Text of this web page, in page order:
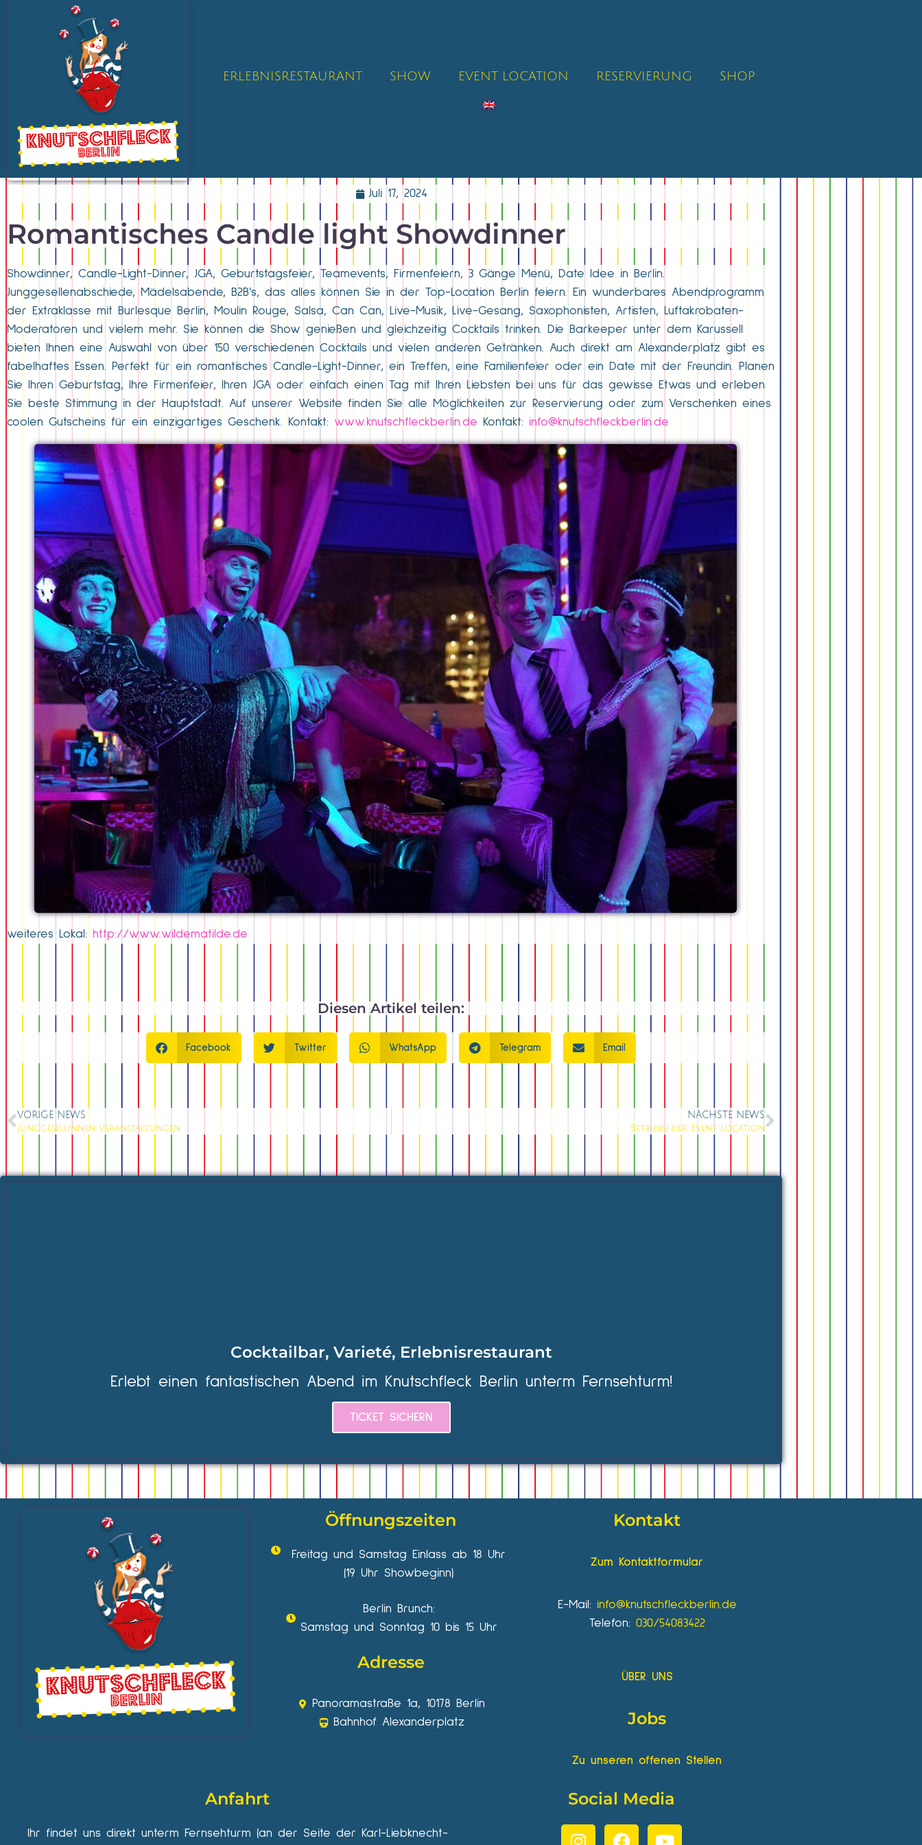
ERLEBNISRESTAURANT SHOW EVENT LOCATION RESERVIERUNG SHOP
Juli 17, 2024
Romantisches Candle light Showdinner
Showdinner, Candle-Light-Dinner, JGA, Geburtstagsfeier, Teamevents, Firmenfeiern, 3 Gänge Menü, Date Idee in Berlin.
Junggesellenabschiede, Mädelsabende, B2B‘s, das alles können Sie in der Top-Location Berlin feiern. Ein wunderbares Abendprogramm
der Extraklasse mit Burlesque Berlin, Moulin Rouge, Salsa, Can Can, Live-Musik, Live-Gesang, Saxophonisten, Artisten, Luftakrobaten-
Moderatoren und vielem mehr. Sie können die Show genießen und gleichzeitig Cocktails trinken. Die Barkeeper unter dem Karussell
bieten Ihnen eine Auswahl von über 150 verschiedenen Cocktails und vielen anderen Getränken. Auch direkt am Alexanderplatz gibt es
fabelhaftes Essen. Perfekt für ein romantisches Candle-Light-Dinner, ein Treffen, eine Familienfeier oder ein Date mit der Freundin. Planen
Sie Ihren Geburtstag, Ihre Firmenfeier, Ihren JGA oder einfach einen Tag mit Ihren Liebsten bei uns für das gewisse Etwas und erleben
Sie beste Stimmung in der Hauptstadt. Auf unserer Website finden Sie alle Möglichkeiten zur Reservierung oder zum Verschenken eines
coolen Gutscheins für ein einzigartiges Geschenk. Kontakt: www.knutschfleckberlin.de Kontakt: info@knutschfleckberlin.de
weiteres Lokal: http://www.wildematilde.de
Diesen Artikel teilen:
Facebook Twitter WhatsApp Telegram Email
VORIGE NEWS
Junggesellinnen Veranstaltungen
NÄCHSTE NEWS
Betriebsfeier Event Location
Cocktailbar, Varieté, Erlebnisrestaurant
Erlebt einen fantastischen Abend im Knutschfleck Berlin unterm Fernsehturm!
TICKET SICHERN
Öffnungszeiten
Freitag und Samstag Einlass ab 18 Uhr
(19 Uhr Showbeginn)
Berlin Brunch:
Samstag und Sonntag 10 bis 15 Uhr
Adresse
Panoramastraße 1a, 10178 Berlin
Bahnhof Alexanderplatz
Kontakt
Zum Kontaktformular
E-Mail: info@knutschfleckberlin.de
Telefon: 030/54083422
ÜBER UNS
Jobs
Zu unseren offenen Stellen
Anfahrt
Ihr findet uns direkt unterm Fernsehturm (an der Seite der Karl-Liebknecht-
Social Media